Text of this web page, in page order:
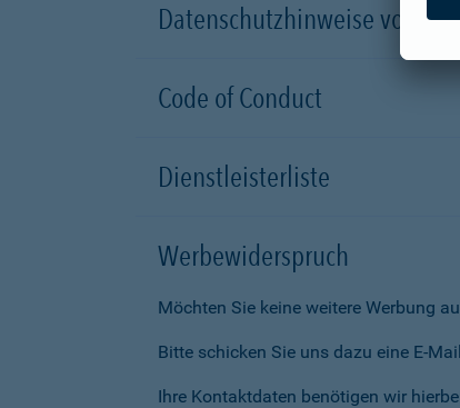
Datenschutzhinweise von
Code of Conduct
Dienstleisterliste
Werbewiderspruch
Möchten Sie keine weitere Werbung
Bitte schicken Sie uns dazu eine E-
Ihre Kontaktdaten benötigen wir